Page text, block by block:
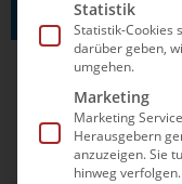
Statistik
Statistik-Cookies
darüber geben,
umgehen.
Marketing
Marketing
Herausgebern
anzuzeigen. Sie
hinweg verfolgen.